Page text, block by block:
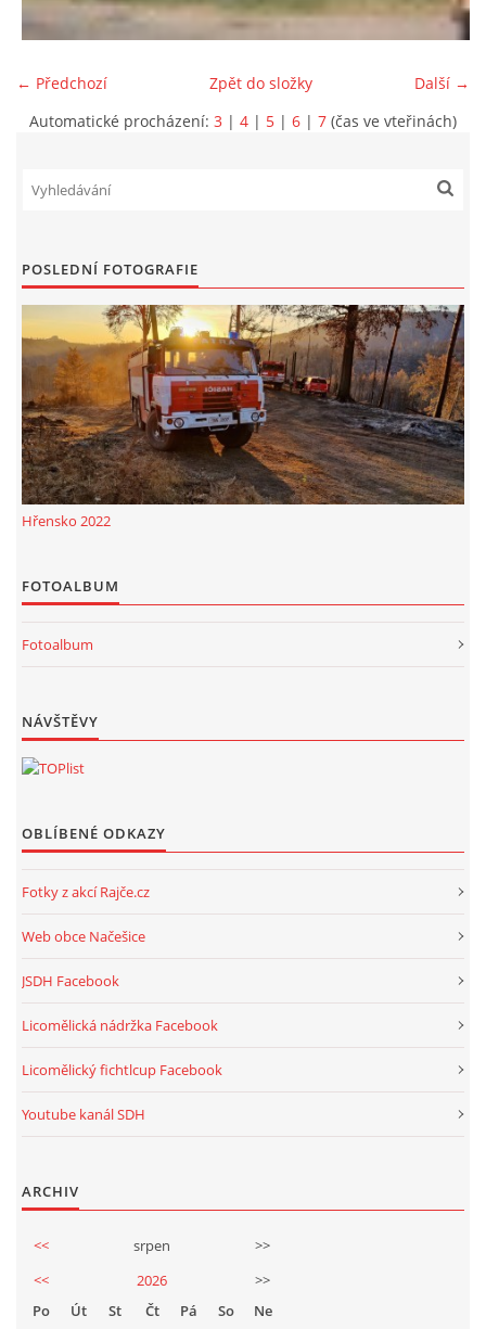
← Předchozí Další →
Zpět do složky
Automatické procházení: 3 | 4 | 5 | 6 | 7 (čas ve vteřinách)
POSLEDNÍ FOTOGRAFIE
Hřensko 2022
FOTOALBUM
Fotoalbum
NÁVŠTĚVY
OBLÍBENÉ ODKAZY
Fotky z akcí Rajče.cz
Web obce Načešice
JSDH Facebook
Licomělická nádržka Facebook
Licomělický fichtlcup Facebook
Youtube kanál SDH
ARCHIV
<< srpen
>>
<<
2026
>>
Po
Út St Čt Pá So Ne